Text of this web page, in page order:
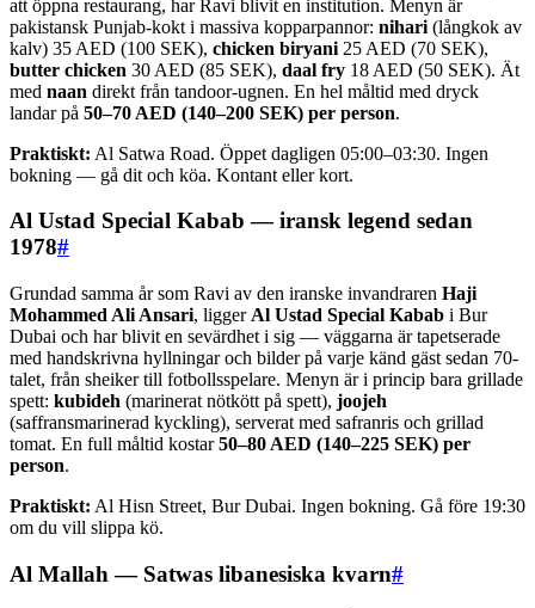
att öppna restaurang, har Ravi blivit en institution. Menyn är
pakistansk Punjab-kokt i massiva kopparpannor: nihari (långkok av
kalv) 35 AED (100 SEK), chicken biryani 25 AED (70 SEK),
butter chicken 30 AED (85 SEK), daal fry 18 AED (50 SEK). Ät
med naan direkt från tandoor-ugnen. En hel måltid med dryck
landar på 50–70 AED (140–200 SEK) per person.
Praktiskt: Al Satwa Road. Öppet dagligen 05:00–03:30. Ingen
bokning — gå dit och köa. Kontant eller kort.
Al Ustad Special Kabab — iransk legend sedan
1978#
Grundad samma år som Ravi av den iranske invandraren Haji
Mohammed Ali Ansari, ligger Al Ustad Special Kabab i Bur
Dubai och har blivit en sevärdhet i sig — väggarna är tapetserade
med handskrivna hyllningar och bilder på varje känd gäst sedan 70-
talet, från sheiker till fotbollsspelare. Menyn är i princip bara grillade
spett: kubideh (marinerat nötkött på spett), joojeh
(saffransmarinerad kyckling), serverat med safranris och grillad
tomat. En full måltid kostar50–80 AED (140–225 SEK) per
person.
Praktiskt: Al Hisn Street, Bur Dubai. Ingen bokning. Gå före 19:30
om du vill slippa kö.
Al Mallah — Satwas libanesiska kvarn#